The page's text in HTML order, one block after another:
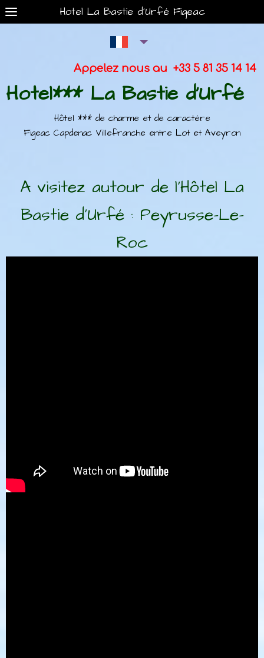
Hotel La Bastie d'Urfé Figeac
Appelez nous au +33 5 81 35 14 14
Hotel*** La Bastie d'Urfé
Hôtel *** de charme et de caractère
Figeac Capdenac Villefranche entre Lot et Aveyron
A visitez autour de l'Hôtel La
Bastie d'Urfé : Peyrusse-Le-
Roc